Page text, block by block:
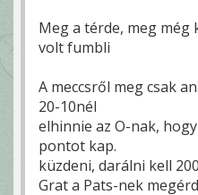
Meg a térde, meg még
volt fumbli
A meccsről meg csak
20-10nél
elhinnie az O-nak,
pontot kap.
küzdeni, darálni kell
Grat a Pats-nek